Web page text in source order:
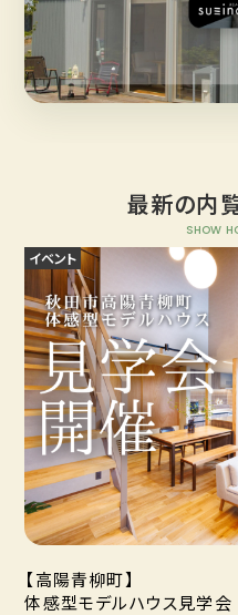
最新の内
SHOW
イベント
【高陽青柳町】
体感型モデルハウス見学会